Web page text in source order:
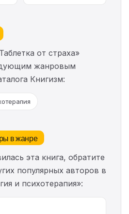
от страха»
жанровым
Книгизм:
в жанре
эта книга, обратите
популярных авторов в
и психотерапия»: